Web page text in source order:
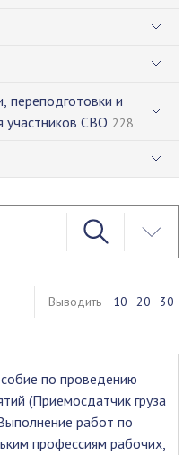
переподготовки и
участников СВО 228
Выводить 10 20 30
по проведению
(Приемосдатчик груза
работ по
профессиям рабочих,